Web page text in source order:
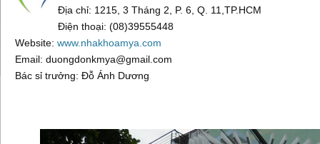
Địa chỉ: 1215, 3 Tháng 2, P. 6, Q. 11,TP.HCM
Điện thoại: (08)39555448
Website: www.nhakhoamya.com
Email: duongdonkmya@gmail.com
Bác sỉ trưởng: Đỗ Ánh Dương